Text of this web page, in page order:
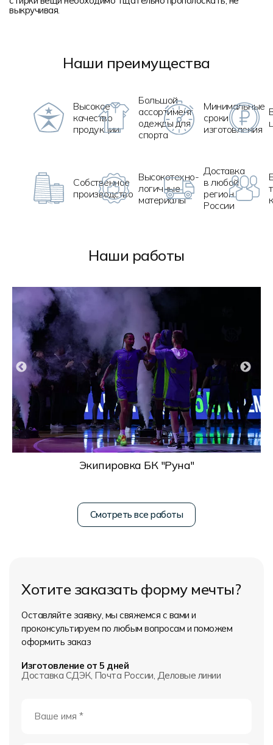
выкручивая.
Наши преимущества
Высокое
качество
продукции
Большой
ассортимент
одежды для
спорта
Минимальные
сроки
изготовления
Собственное
производство
Высокотехно-
логичные
материалы
Доставка
в любой
регион
России
Наши работы
Экипировка БК "Руна"
Смотреть все работы
Хотите заказать форму мечты?
Оставляйте заявку, мы свяжемся с вами и
проконсультируем по любым вопросам и поможем
оформить заказ
Изготовление от 5 дней
Доставка СДЭК, Почта России, Деловые линии